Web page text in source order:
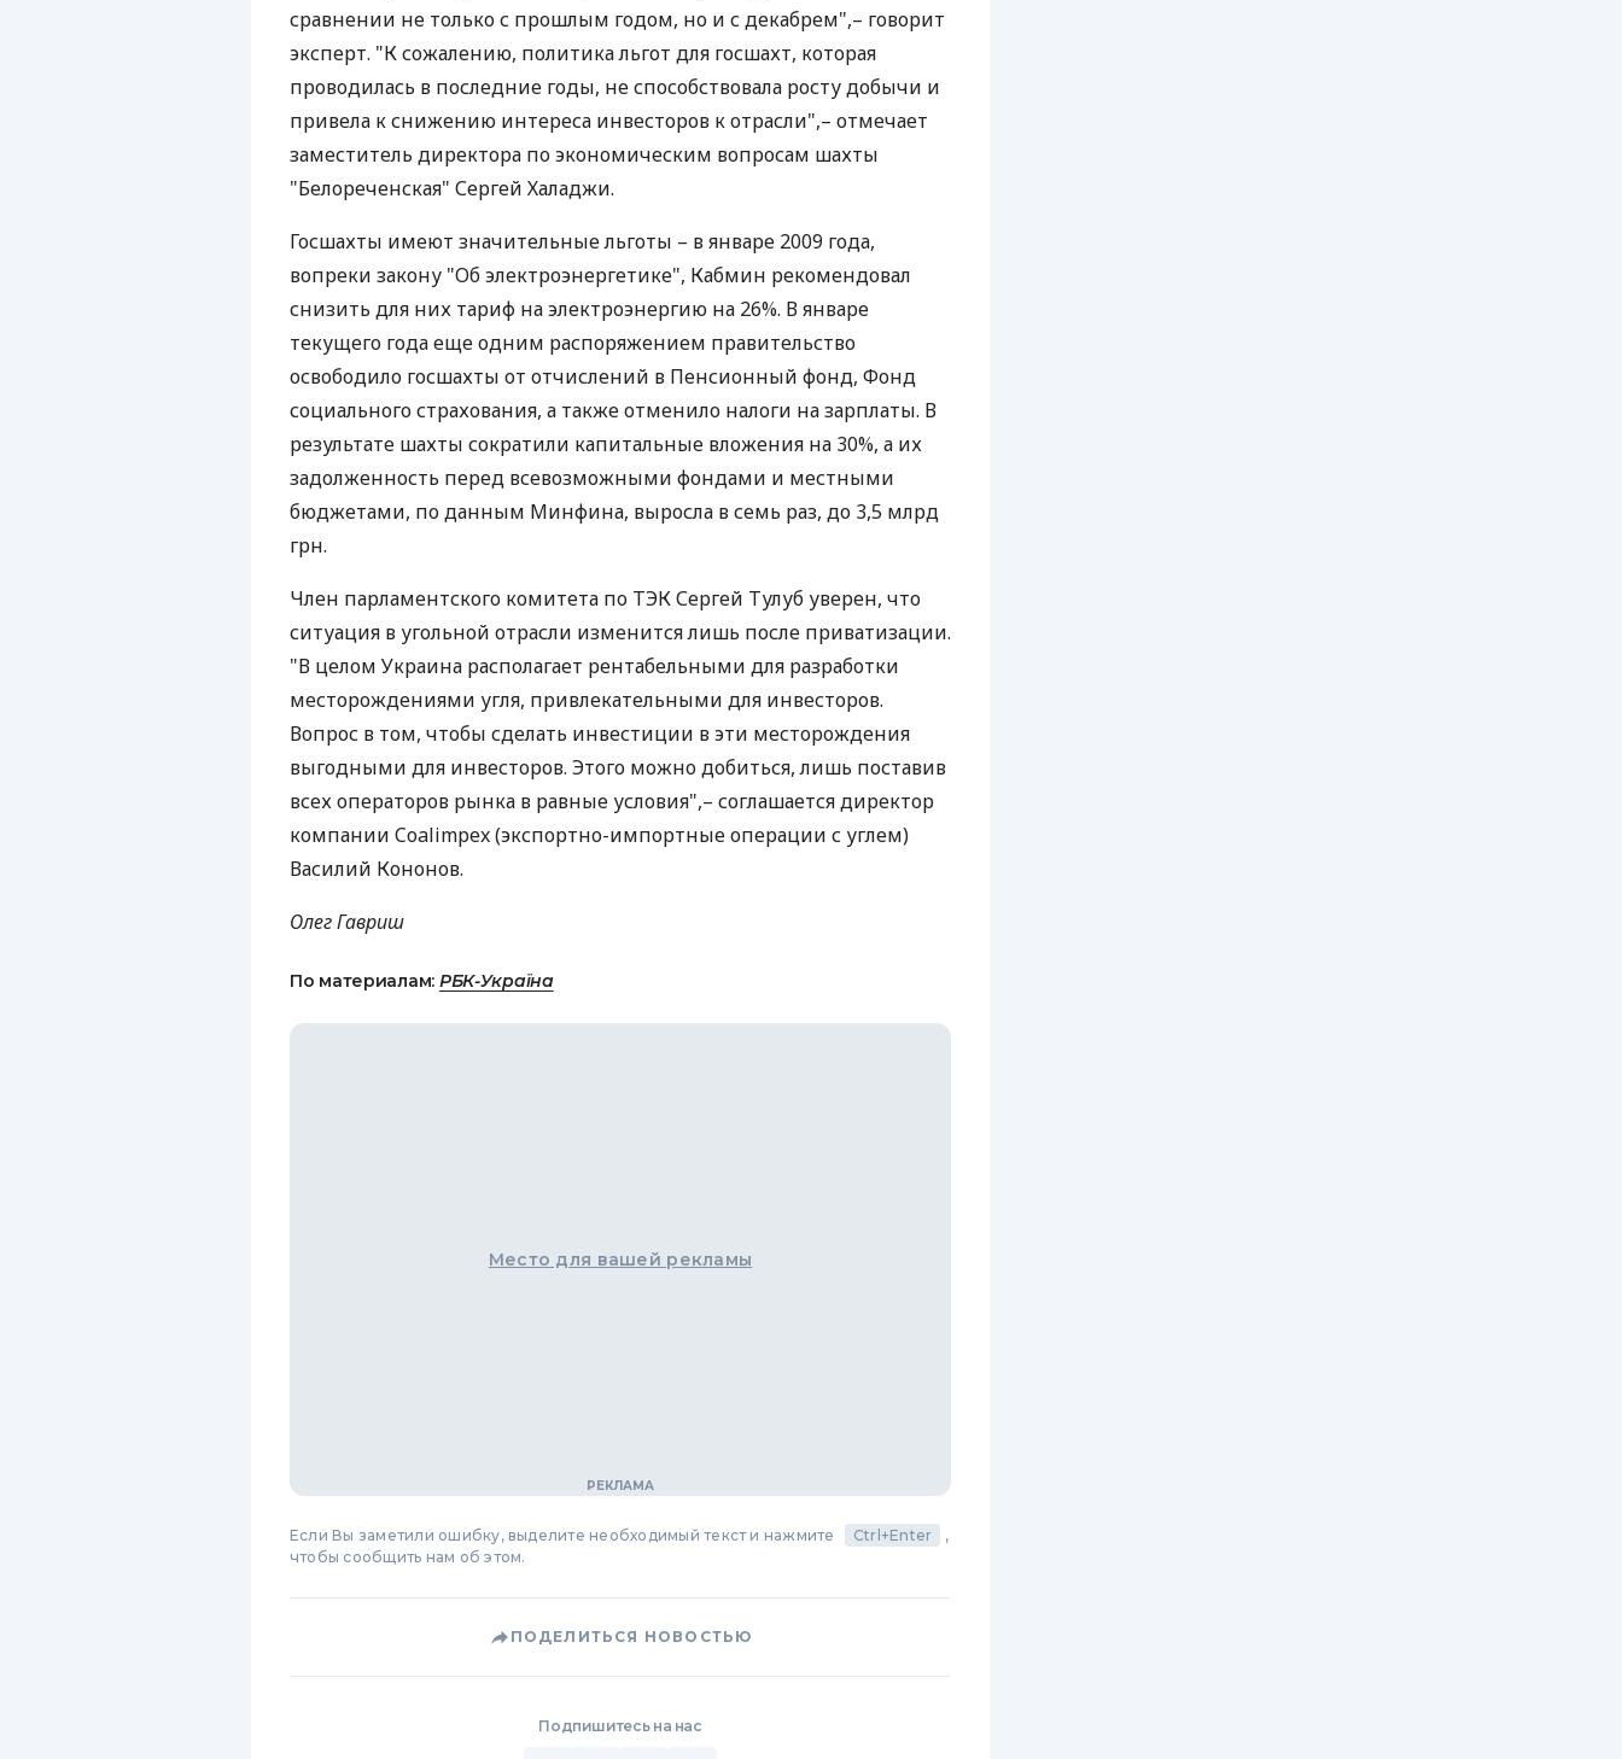
сравнении не только с прошлым годом, но и с декабрем",– говорит
эксперт. "К сожалению, политика льгот для госшахт, которая
проводилась в последние годы, не способствовала росту добычи и
привела к снижению интереса инвесторов к отрасли",– отмечает
заместитель директора по экономическим вопросам шахты
"Белореченская" Сергей Халаджи.
Госшахты имеют значительные льготы – в январе 2009 года,
вопреки закону "Об электроэнергетике", Кабмин рекомендовал
снизить для них тариф на электроэнергию на 26%. В январе
текущего года еще одним распоряжением правительство
освободило госшахты от отчислений в Пенсионный фонд, Фонд
социального страхования, а также отменило налоги на зарплаты. В
результате шахты сократили капитальные вложения на 30%, а их
задолженность перед всевозможными фондами и местными
бюджетами, по данным Минфина, выросла в семь раз, до 3,5 млрд
грн.
Член парламентского комитета по ТЭК Сергей Тулуб уверен, что
ситуация в угольной отрасли изменится лишь после приватизации.
"В целом Украина располагает рентабельными для разработки
месторождениями угля, привлекательными для инвесторов.
Вопрос в том, чтобы сделать инвестиции в эти месторождения
выгодными для инвесторов. Этого можно добиться, лишь поставив
всех операторов рынка в равные условия",– соглашается директор
компании Coalimpex (экспортно-импортные операции с углем)
Василий Кононов.
Олег Гавриш
По материалам: РБК-Україна
Место для вашей рекламы
Если Вы заметили ошибку, выделите необходимый текст и нажмите Ctrl+Enter
,
чтобы сообщить нам об этом.
ПОДЕЛИТЬСЯ НОВОСТЬЮ
Подпишитесь на нас